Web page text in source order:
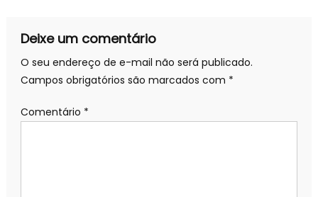
Deixe um comentário
O seu endereço de e-mail não será publicado.
Campos obrigatórios são marcados com *
Comentário *